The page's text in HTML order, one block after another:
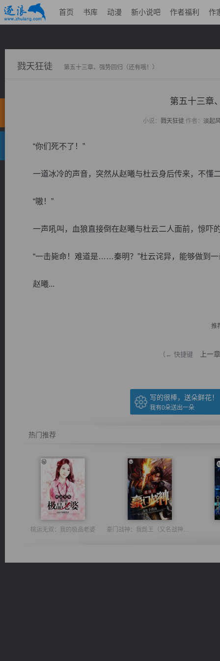
首页 书库 动漫 新小说吧 作者福利 作
戮天狂徒 第五十三章、强势回归（还有哦！）
第五十三章
小说： 戮天狂徒作者： 淡起
“你们死不了！”
一道冰冷的声音，突然从赵曦与杜云身后传来，不懂
“嗷！”
一声吼叫，血狼直接倒在赵曦与杜云二人面前，惊吓
“一击毙命！难道是……秦明？”杜云诧异，能够做到一
赵曦...
推
（← 快捷键 上一章
写的很棒，送朵鲜花！
我有0朵送出一朵
热门推荐
桃运无双：我的极品老婆 豪门战神：我既王（又名战神归来不败神婿修罗战神）